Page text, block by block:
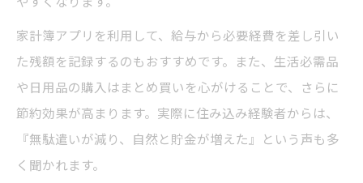
家計簿アプリを利用して、給与から必要経費を差し引い
た残額を記録するのもおすすめです。また、生活必需品
や日用品の購入はまとめ買いを心がけることで、さらに
節約効果が高まります。実際に住み込み経験者からは、
『無駄遣いが減り、自然と貯金が増えた』という声も多
く聞かれます。